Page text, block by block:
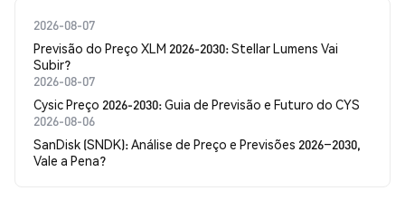
2026-08-07
Previsão do Preço XLM 2026-2030: Stellar Lumens Vai
Subir?
2026-08-07
Cysic Preço 2026-2030: Guia de Previsão e Futuro do CYS
2026-08-06
SanDisk (SNDK): Análise de Preço e Previsões 2026–2030,
Vale a Pena?